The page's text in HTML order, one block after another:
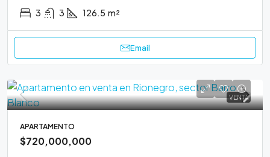
3 3 126.5 m²
Email
VENTA
APARTAMENTO
$720,000,000